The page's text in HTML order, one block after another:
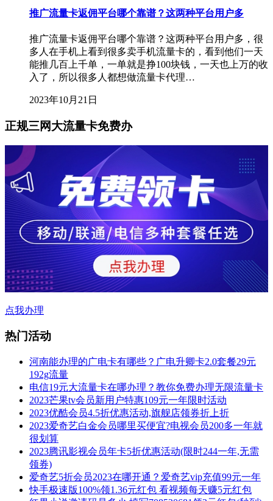
推广流量卡返佣平台哪个靠谱？这两种平台用户多
推广流量卡返佣平台哪个靠谱？这两种平台用户多，很
多人在手机上看到很多卖手机流量卡的，看到他们一天
能推几百上千单，一单就是挣100块钱，一天也上万的收
入了，所以很多人都想做流量卡代理…
2023年10月21日
正规三网大流量卡免费办
点我办理
热门活动
河南能办理的广电卡有哪些？广电升卿卡2.0套餐29元
192g流量
电信19元大流量卡在哪办理？教你免费办理无限流量卡
2023芒果tv会员新用户特惠109元一年限时活动
2023优酷会员4.5折优惠活动,旗舰店领券折上折
2023爱奇艺白金会员哪里买便宜?电视会员200多一年就
很划算
2023腾讯影视会员年卡5折优惠活动(限时244一年,无需
领券)
爱奇艺5折会员2023在哪开通？爱奇艺vip充值99元一年
快手极速版100%领1.36元红包 看视频每天赚5元红包